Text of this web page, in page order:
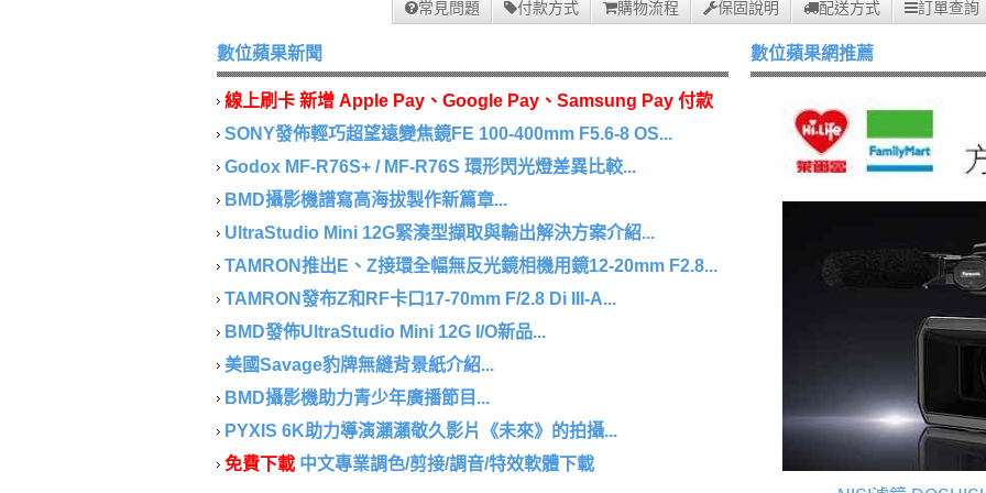
常見問題 付款方式 購物流程 保固說明 配送方式 訂單查詢
數位蘋果新聞
線上刷卡 新增 Apple Pay、Google Pay、Samsung Pay 付款
SONY發佈輕巧超望遠變焦鏡FE 100-400mm F5.6-8 OS...
Godox MF-R76S+ / MF-R76S 環形閃光燈差異比較...
BMD攝影機譜寫高海拔製作新篇章...
UltraStudio Mini 12G緊湊型擷取與輸出解決方案介紹...
TAMRON推出E、Z接環全幅無反光鏡相機用鏡12-20mm F2.8...
TAMRON發布Z和RF卡口17-70mm F/2.8 Di III-A...
BMD發佈UltraStudio Mini 12G I/O新品...
美國Savage豹牌無縫背景紙介紹...
BMD攝影機助力青少年廣播節目...
PYXIS 6K助力導演瀨瀨敬久影片《未來》的拍攝...
免費下載 中文專業調色/剪接/調音/特效軟體下載
數位蘋果網推薦